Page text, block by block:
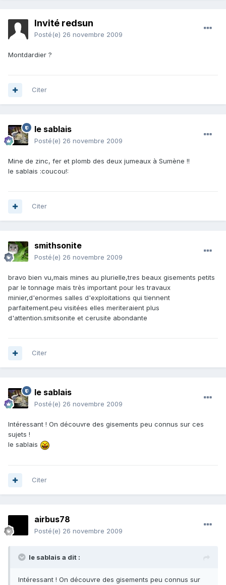
Invité redsun
Posté(e) 26 novembre 2009
Montdardier ?
Citer
le sablais
Posté(e) 26 novembre 2009
Mine de zinc, fer et plomb des deux jumeaux à Sumène !!
le sablais :coucou!:
Citer
smithsonite
Posté(e) 26 novembre 2009
bravo bien vu,mais mines au plurielle,tres beaux gisements petits
par le tonnage mais très important pour les travaux
minier,d'enormes salles d'exploitations qui tiennent
parfaitement.peu visitées elles meriteraient plus
d'attention.smitsonite et cerusite abondante
Citer
le sablais
Posté(e) 26 novembre 2009
Intéressant ! On découvre des gisements peu connus sur ces
sujets !
le sablais
Citer
airbus78
Posté(e) 26 novembre 2009
le sablais a dit :
Intéressant ! On découvre des gisements peu connus sur